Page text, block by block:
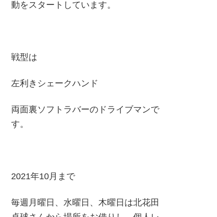
動をスタートしています。
戦型は
左利きシェークハンド
両面裏ソフトラバーのドライブマンで
す。
2021年10月まで
毎週月曜日、水曜日、木曜日は北花田